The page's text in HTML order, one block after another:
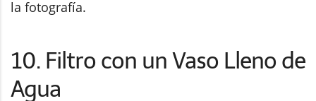
la fotografía.
10. Filtro con un Vaso Lleno de
Agua